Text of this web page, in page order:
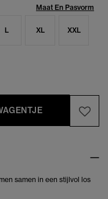
Maat En Pasvorm
L XL XXL
samen in een stijlvol los